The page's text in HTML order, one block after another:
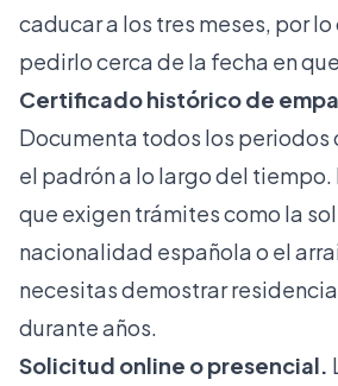
caducar a los tres meses, por
pedirlo cerca de la fecha en
Certificado histórico de
Documenta todos los periodos
el padrón a lo largo del tiempo.
que exigen trámites como la
nacionalidad española o el
necesitas demostrar
durante años.
Solicitud online o presencial.